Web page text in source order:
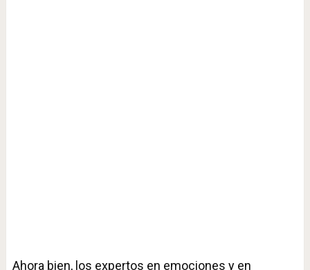
Ahora bien, los expertos en emociones y en